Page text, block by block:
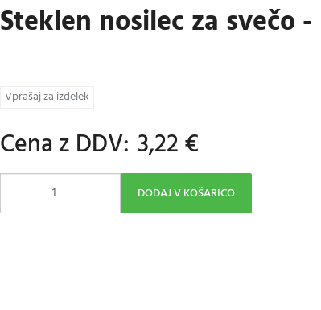
Steklen nosilec za svečo
Vprašaj za izdelek
Cena z DDV: 3,22 €
DODAJ V KOŠARICO